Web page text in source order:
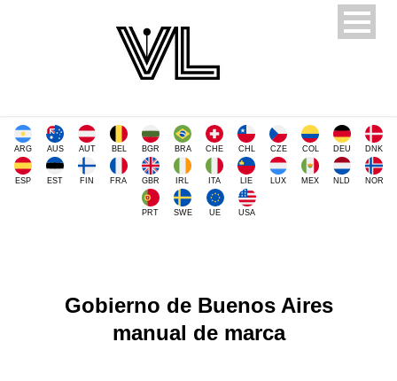
ARG AUS AUT BEL BGR BRA CHE CHL CZE COL DEU DNK
ESP EST FIN FRA GBR IRL ITA LIE LUX MEX NLD NOR
PRT SWE UE USA
Gobierno de Buenos Aires
manual de marca